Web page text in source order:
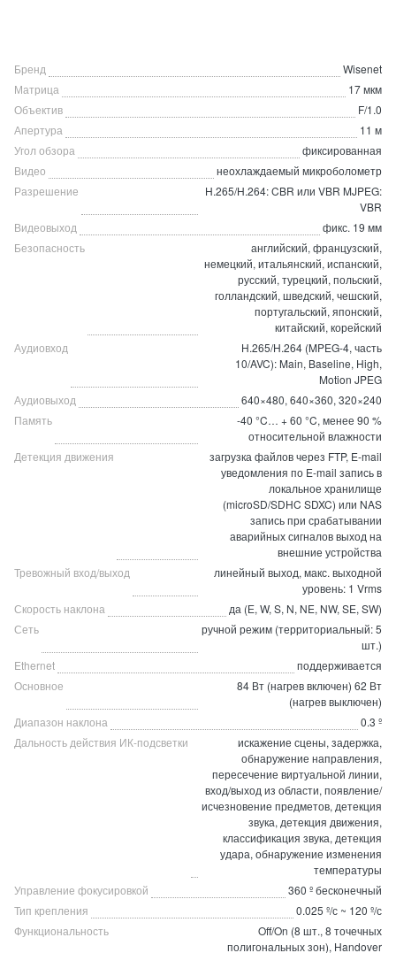
Бренд
Wisenet
Матрица
17 мкм
Объектив
F/1.0
Апертура
11 м
Угол обзора
фиксированная
Видео
неохлаждаемый микроболометр
Разрешение
H.265/H.264: CBR или VBR MJPEG:
VBR
Видеовыход
фикс. 19 мм
Безопасность
английский, французский,
немецкий, итальянский, испанский,
русский, турецкий, польский,
голландский, шведский, чешский,
португальский, японский,
китайский, корейский
Аудиовход
H.265/H.264 (MPEG-4, часть
10/AVC): Main, Baseline, High,
Motion JPEG
Аудиовыход
640×480, 640×360, 320×240
Память
-40 °C… + 60 °C, менее 90 %
относительной влажности
Детекция движения
загрузка файлов через FTP, E-mail
уведомления по E-mail запись в
локальное хранилище
(microSD/SDHC SDXC) или NAS
запись при срабатывании
аварийных сигналов выход на
внешние устройства
Тревожный вход/выход
линейный выход, макс. выходной
уровень: 1 Vrms
Скорость наклона
да (Е, W, S, N, NE, NW, SE, SW)
Сеть
ручной режим (территориальный: 5
шт.)
Ethernet
поддерживается
Основное
84 Вт (нагрев включен) 62 Вт
(нагрев выключен)
Диапазон наклона
0.3 º
Дальность действия ИК-подсветки
искажение сцены, задержка,
обнаружение направления,
пересечение виртуальной линии,
вход/выход из области, появление/
исчезновение предметов, детекция
звука, детекция движения,
классификация звука, детекция
удара, обнаружение изменения
температуры
Управление фокусировкой
360 º бесконечный
Тип крепления
0.025 º/с ~ 120 º/с
Функциональность
Off/On (8 шт., 8 точечных
полигональных зон), Handover